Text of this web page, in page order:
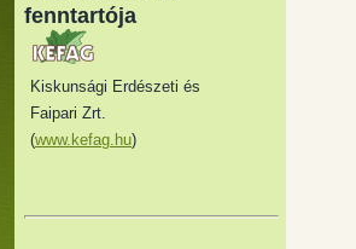
fenntartója
Kiskunsági Erdészeti és
Faipari Zrt.
(www.kefag.hu)